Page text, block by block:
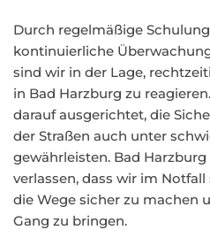
Durch regelmäßige
kontinuierliche
sind wir in der Lage,
in Bad Harzburg zu
darauf ausgerichtet, die
der Straßen auch unter
gewährleisten. Bad
verlassen, dass wir im
die Wege sicher zu machen
Gang zu bringen.